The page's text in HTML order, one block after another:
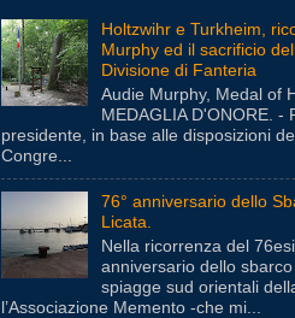
Holtzwihr e Turkheim,
Murphy ed il sacrificio
Divisione di Fanteria
Audie Murphy, Medal of
MEDAGLIA D'ONORE. -
presidente, in base alle disposizioni
Congre...
76° anniversario dello
Licata.
Nella ricorrenza del
anniversario dello
spiagge sud orientali
l’Associazione Memento -che mi...